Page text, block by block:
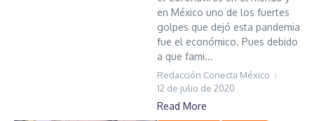
en México uno de los fuertes
golpes que dejó esta pandemia
fue el económico. Pues debido
a que fami...
Redacción Conecta México
12 de julio de 2020
Read More